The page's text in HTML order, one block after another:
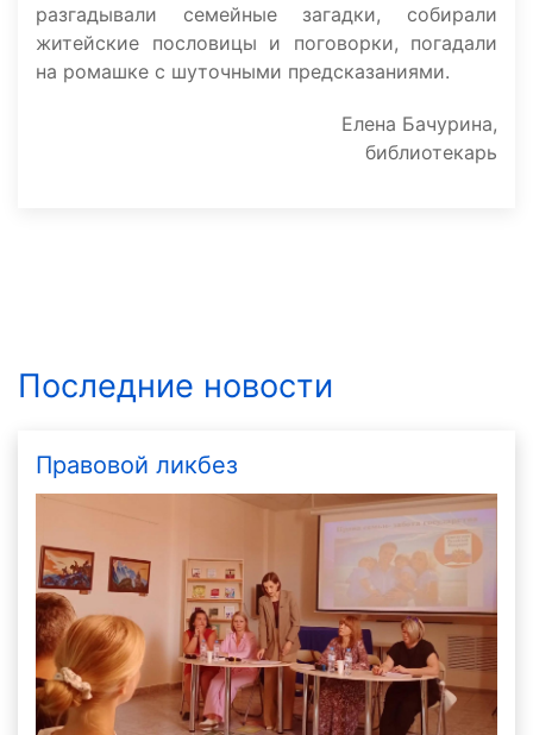
разгадывали семейные загадки, собирали
житейские пословицы и поговорки, погадали
на ромашке с шуточными предсказаниями.
Елена Бачурина,
библиотекарь
Последние новости
Правовой ликбез